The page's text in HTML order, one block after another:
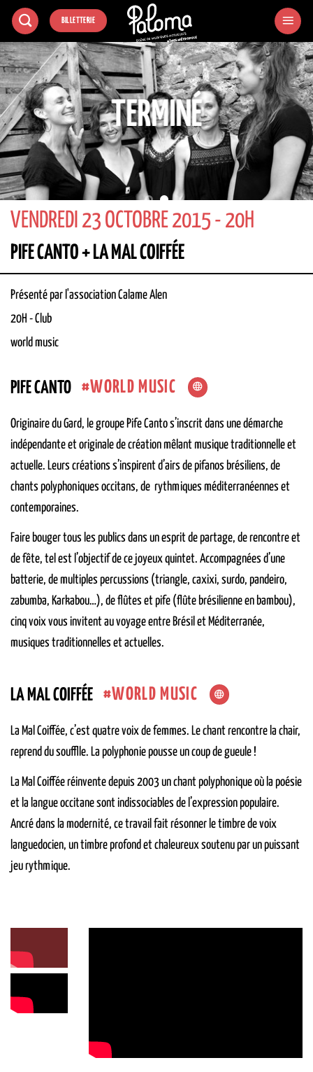
Passer
contenu
BILLETTERIE
TERMINÉ
VENDREDI 23 OCTOBRE 2015 - 20H
PIFE CANTO + LA MAL COIFFÉE
Présenté par l'association Calame Alen
20H -Club
world music
PIFE CANTO WORLD MUSIC
Originaire du Gard, le groupe Pife Canto s’inscrit dans une démarche
indépendante et originale de création mêlant musique traditionnelle et
actuelle. Leurs créations s’inspirent d’airs de pifanos brésiliens, de
chants polyphoniques occitans, de rythmiques méditerranéennes et
contemporaines.
Faire bouger tous les publics dans un esprit de partage, de rencontre et
de fête, tel est l’objectif de ce joyeux quintet. Accompagnées d’une
batterie, de multiples percussions (triangle, caxixi, surdo, pandeiro,
zabumba, Karkabou…), de flûtes et pife (flûte brésilienne en bambou),
cinq voix vous invitent au voyage entre Brésil et Méditerranée,
musiques traditionnelles et actuelles.
LA MAL COIFFÉE WORLD MUSIC
La Mal Coiffée, c’est quatre voix de femmes. Le chant rencontre la chair,
reprend du soufflle. La polyphonie pousse un coup de gueule !
La Mal Coiffée réinvente depuis 2003 un chant polyphonique où la poésie
et la langue occitane sont indissociables de l’expression populaire.
Ancré dans la modernité, ce travail fait résonner le timbre de voix
languedocien, un timbre profond et chaleureux soutenu par un puissant
jeu rythmique.